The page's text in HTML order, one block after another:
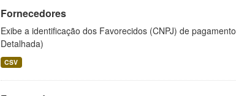
Fornecedores
Exibe a identificação dos Favorecidos (CNPJ) de
Detalhada)
CSV